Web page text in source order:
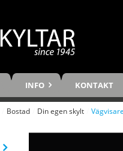
INFO KONTAKT
Bostad Din egen skylt